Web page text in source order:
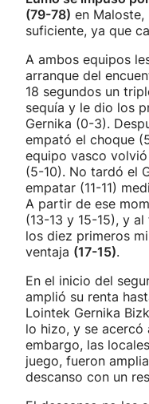
(79-78) en
suficiente, ya que
A ambos equipos
arranque del
18 segundos un
sequía y le dio los
Gernika (0-3).
empató el choque
equipo vasco
(5-10). No tardó el
empatar (11-11)
A partir de ese
(13-13 y 15-15), y
los diez primeros
ventaja (17-15).
En el inicio del
amplió su renta
Lointek Gernika
lo hizo, y se
embargo, las
juego, fueron
descanso con un